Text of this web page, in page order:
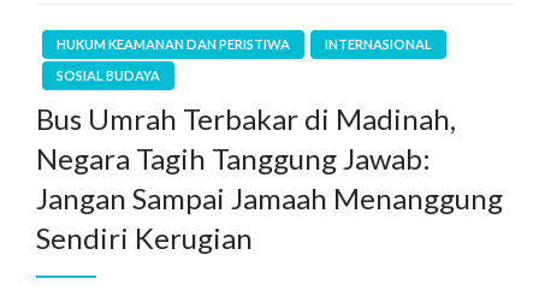
HUKUM KEAMANAN DAN PERISTIWA
INTERNASIONAL
SOSIAL BUDAYA
Bus Umrah Terbakar di Madinah,
Negara Tagih Tanggung Jawab:
Jangan Sampai Jamaah Menanggung
Sendiri Kerugian